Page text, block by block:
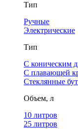
Тип
Ручные
Электрические
Тип
С коническим
С плавающей
Стеклянные
Объем, л
10 литров
25 литров